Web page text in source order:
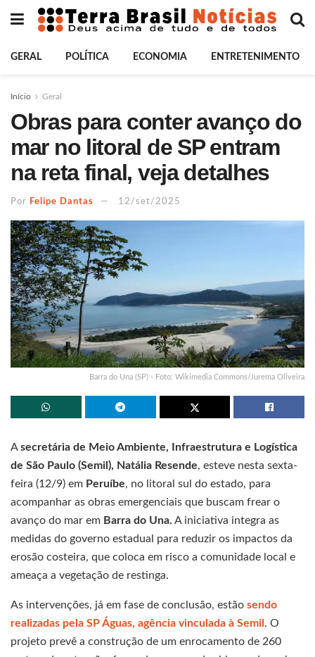
GERAL POLÍTICA ECONOMIA ENTRETENIMENTO
Início Geral
Obras para conter avanço do
mar no litoral de SP entram
na reta final, veja detalhes
Por Felipe Dantas 12/set/2025
Barra do Una (SP) - Foto: Wikimedia Commons/Jurema Oliveira
Asecretária de Meio Ambiente, Infraestrutura e Logística
de São Paulo (Semil), Natália Resende, esteve nesta sexta-
feira (12/9) em Peruíbe, no litoral sul do estado, para
acompanhar as obras emergenciais que buscam frear o
avanço do mar em Barra do Una. A iniciativa integra as
medidas do governo estadual para reduzir os impactos da
erosão costeira, que coloca em risco a comunidade local e
ameaça a vegetação de restinga.
As intervenções, já em fase de conclusão, estão sendo
realizadas pela SP Águas, agência vinculada à Semil . O
projeto prevê a construção de um enrocamento de 260